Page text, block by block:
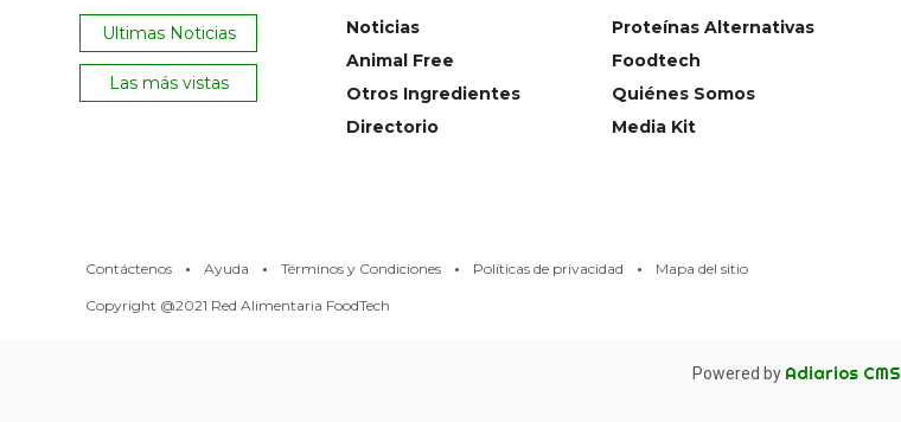
Ultimas Noticias
Las más vistas
Noticias
Proteínas Alternativas
Animal Free
Foodtech
Otros Ingredientes
Quiénes Somos
Directorio
Media Kit
Contáctenos · Ayuda · Términos y Condiciones · Políticas de privacidad · Mapa del sitio
Copyright @2021 Red Alimentaria FoodTech
Powered by Adiarios CMS